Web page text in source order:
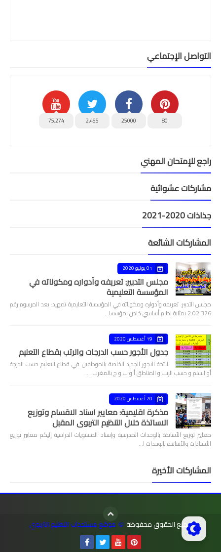
التواصل الإجتماعي
80
25000
2,455
75,274
راجع للإمتحان المهني
مشاركات عشوائية
جذاذات 2020-2021
المشاركات الشائعة
01 يوليو 2020
مجلس التدبير: تعريفه وأدواره ومكوناته في
المؤسسة التعليمية
مجلس التدبير: تعريفه وأدواره ومكوناته في المؤسسة التعليمية تمهيد: يعد المرسوم رقم
2.02.376 بمثابة نظام أساسي خاص بمؤسسا…
19 أغسطس 2020
جدول الأجور حسب الدرجات والرتب بقطاع التعليم
لائحة الاجور الجديد الخاصة بالموظفين في قطاع التعليم حسب الدرجة
أو السلم و حسب الرتب و المناطق أ و ب و ج بالمغرب. …
20 أغسطس 2020
مذكرة اقليمية: معايير اسناد الاقسام وتوزيع
الاساتذة خلال التنظيم التربوي المقبل
معايير توزيع الأساتذة بالوحدات المدرسية وإسناد المستويات الدراسية إليكم معايير توزيع
الأستاذات والأساتذة بالوحدات ا…
المشاركات الأخيرة
جميع الحقوق محفوظة © موقع مستجدات التعليم التربوي